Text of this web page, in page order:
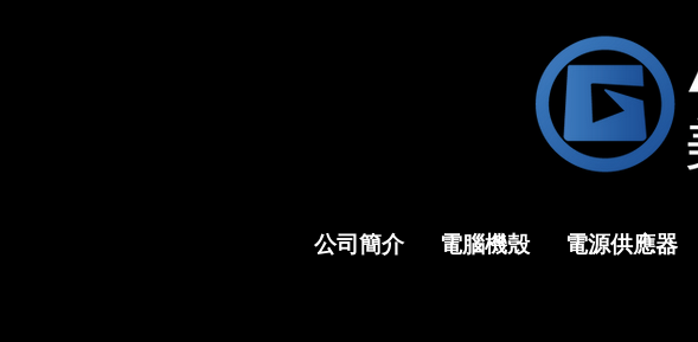
公司簡介 電腦機殼 電源供應器